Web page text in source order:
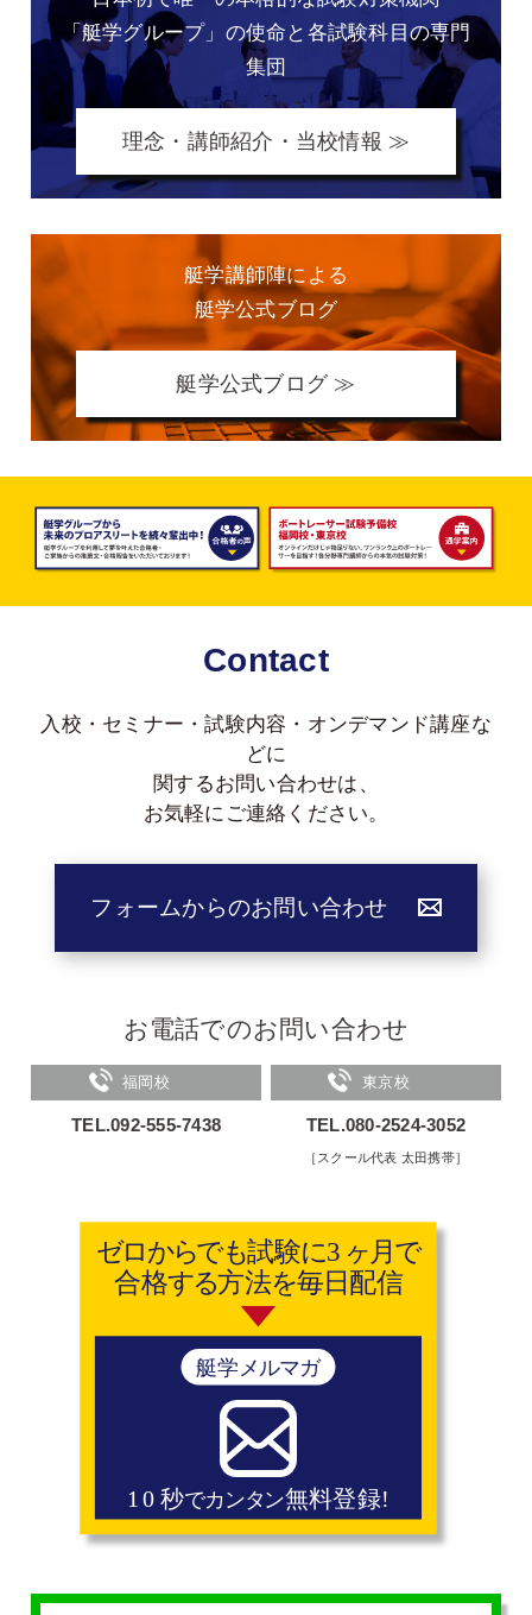
「艇学グループ」の使命と各試験科目の専門
集団
理念・講師紹介・当校情報 ≫
艇学講師陣による
艇学公式ブログ
艇学公式ブログ ≫
Contact
入校・セミナー・試験内容・オンデマンド講座な
どに
関するお問い合わせは、
お気軽にご連絡ください。
フォームからのお問い合わせ
お電話でのお問い合わせ
福岡校
TEL.092-555-7438
東京校
TEL.080-2524-3052
［スクール代表 太田携帯］